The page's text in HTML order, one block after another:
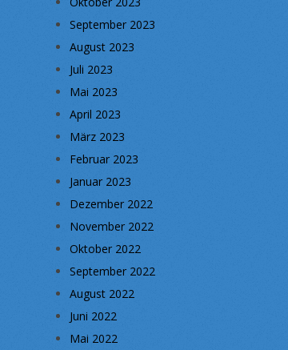
September 2023
August 2023
Juli 2023
Mai 2023
April 2023
März 2023
Februar 2023
Januar 2023
Dezember 2022
November 2022
Oktober 2022
September 2022
August 2022
Juni 2022
Mai 2022